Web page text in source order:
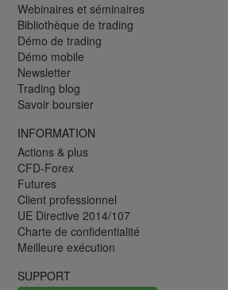
Webinaires et séminaires
Bibliothèque de trading
Démo de trading
Démo mobile
Newsletter
Trading blog
Savoir boursier
INFORMATION
Actions & plus
CFD-Forex
Futures
Client professionnel
UE Directive 2014/107
Charte de confidentialité
Meilleure exécution
SUPPORT